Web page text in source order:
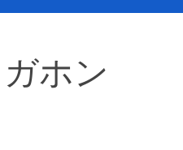
ガホン